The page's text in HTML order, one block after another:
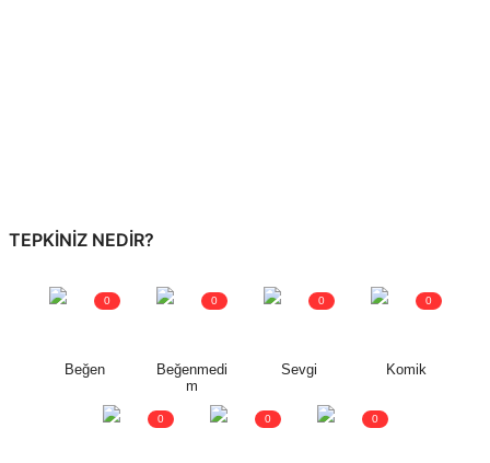
TEPKINIZ NEDIR?
Beğen
0
Beğenmedi
m
0
Sevgi
0
Komik
0
0 0 0